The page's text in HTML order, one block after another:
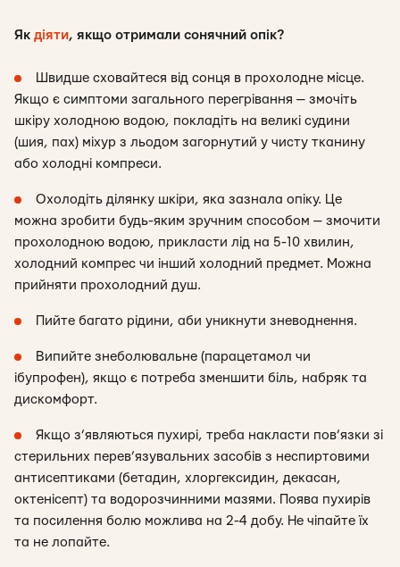
Як діяти, якщо отримали сонячний опік?
Швидше сховайтеся від сонця в прохолодне місце.
Якщо є симптоми загального перегрівання — змочіть
шкіру холодною водою, покладіть на великі судини
(шия, пах) міхур з льодом загорнутий у чисту тканину
або холодні компреси.
Охолодіть ділянку шкіри, яка зазнала опіку. Це
можна зробити будь-яким зручним способом — змочити
прохолодною водою, прикласти лід на 5-10 хвилин,
холодний компрес чи інший холодний предмет. Можна
прийняти прохолодний душ.
Пийте багато рідини, аби уникнути зневоднення.
Випийте знеболювальне (парацетамол чи
ібупрофен), якщо є потреба зменшити біль, набряк та
дискомфорт.
Якщо з’являються пухирі, треба накласти пов’язки зі
стерильних перев’язувальних засобів з неспиртовими
антисептиками (бетадин, хлоргексидин, декасан,
октенісепт) та водорозчинними мазями. Поява пухирів
та посилення болю можлива на 2-4 добу. Не чіпайте їх
та не лопайте.